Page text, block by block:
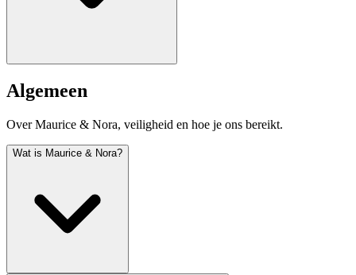
Algemeen
Over Maurice & Nora, veiligheid en hoe je ons bereikt.
Wat is Maurice & Nora?